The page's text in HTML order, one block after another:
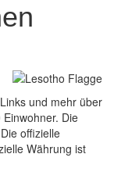
und mehr über
Die
offizielle
Währung ist